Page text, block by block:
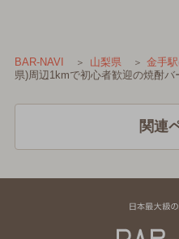
BAR-NAVI 山梨県 金手
県)周辺1kmで初心者歓迎の焼酎バ
関連